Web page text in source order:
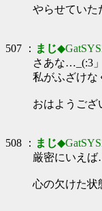
やらせていた
507 ： まじ
さあな…_(:3」
私がふざけな
おはようござ
508 ： まじ
厳密にいえば
心の欠けた